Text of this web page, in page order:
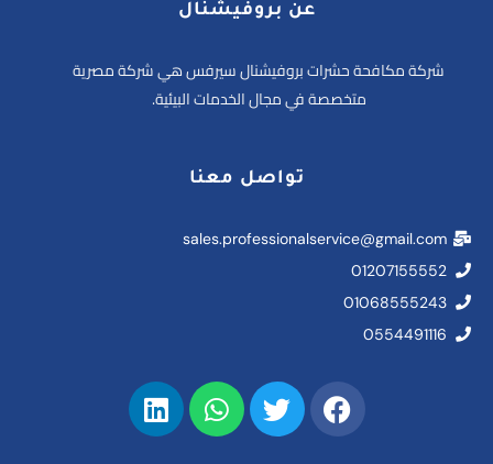
عن بروفيشنال
شركة مكافحة حشرات بروفيشنال سيرفس هي شركة مصرية
متخصصة في مجال الخدمات البيئية.
تواصل معنا
sales.professionalservice@gmail.com
01207155552
01068555243
0554491116
F
a
c
T
w
i
W
h
a
L
i
n